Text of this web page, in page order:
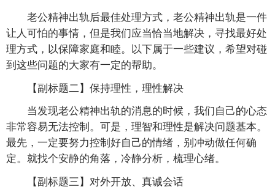
老公精神出轨后最佳处理方式，老公精神出轨是一件
让人可怕的事情，但是我们应当恰当地解决，寻找最好处
理方式，以保障家庭和睦。以下属于一些建议，希望对碰
到这些问题的大家有一定的帮助。
【副标题二】保持理性，理性解决
当发现老公精神出轨的消息的时候，我们自己的心态
非常容易无法控制。可是，理智和理性是解决问题基本。
最先，一定要努力控制好自己的情绪，别冲动做任何确
定。就找个安静的角落，冷静分析，梳理心绪。
【副标题三】对外开放、真诚会话